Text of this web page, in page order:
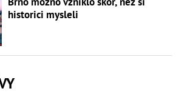
historici mysleli